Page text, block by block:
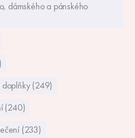
dámského a pánského
doplňky (249)
(240)
(233)